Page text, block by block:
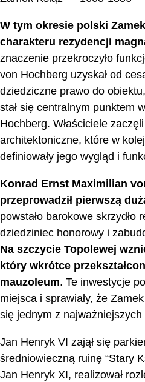
W tym okresie polski
charakteru rezydencji
znaczenie przekroczyło
von Hochberg uzyskał od
dziedziczne prawo do
stał się centralnym punktem
Hochberg. Właściciele
architektoniczne, które w
definiowały jego wygląd i
Konrad Ernst Maximilian
przeprowadził pierwszą
powstało barokowe skrzydło
dziedziniec honorowy i
Na szczycie Topolewej
który wkrótce
mauzoleum. Te inwestycje
miejsca i sprawiały, że
się jednym z
Jan Henryk VI zajął się
średniowieczną ruinę “Stary
Jan Henryk XI, realizował